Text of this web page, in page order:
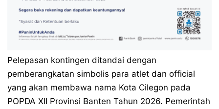
Pelepasan kontingen ditandai dengan
pemberangkatan simbolis para atlet dan official
yang akan membawa nama Kota Cilegon pada
POPDA XII Provinsi Banten Tahun 2026. Pemerintah